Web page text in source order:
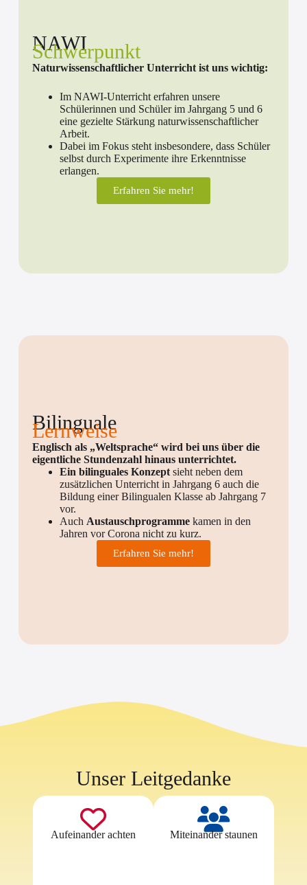
NAWI
Schwerpunkt
Naturwissenschaftlicher Unterricht ist uns wichtig:
Im NAWI-Unterricht erfahren unsere
Schülerinnen und Schüler im Jahrgang 5 und 6
eine gezielte Stärkung naturwissenschaftlicher
Arbeit.
Dabei im Fokus steht insbesondere, dass Schüler
selbst durch Experimente ihre Erkenntnisse
erlangen.
Erfahren Sie mehr!
Bilinguale
Lernweise
Englisch als „Weltsprache“ wird bei uns über die
eigentliche Stundenzahl hinaus unterrichtet.
Ein bilinguales Konzeptsieht neben dem
zusätzlichen Unterricht in Jahrgang 6 auch die
Bildung einer Bilingualen Klasse ab Jahrgang 7
vor.
Auch Austauschprogrammekamen in den
Jahren vor Corona nicht zu kurz.
Erfahren Sie mehr!
Unser Leitgedanke
Aufeinander achten Miteinander staunen